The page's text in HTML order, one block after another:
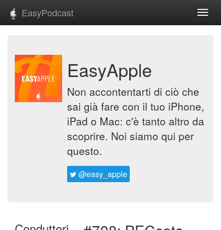
EasyPodcast
EasyApple
Non accontentarti di ciò che
sai già fare con il tuo iPhone,
iPad o Mac: c'è tanto altro da
scoprire. Noi siamo qui per
questo.
@easy_apple